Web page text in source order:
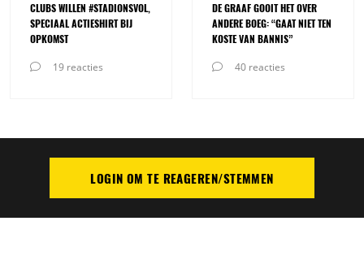
CLUBS WILLEN #STADIONSVOL,
SPECIAAL ACTIESHIRT BIJ
OPKOMST
19 reacties
DE GRAAF GOOIT HET OVER
ANDERE BOEG: “GAAT NIET TEN
KOSTE VAN BANNIS”
40 reacties
PLAATS REACTIELOGIN OM TE REAGEREN/STEMMEN